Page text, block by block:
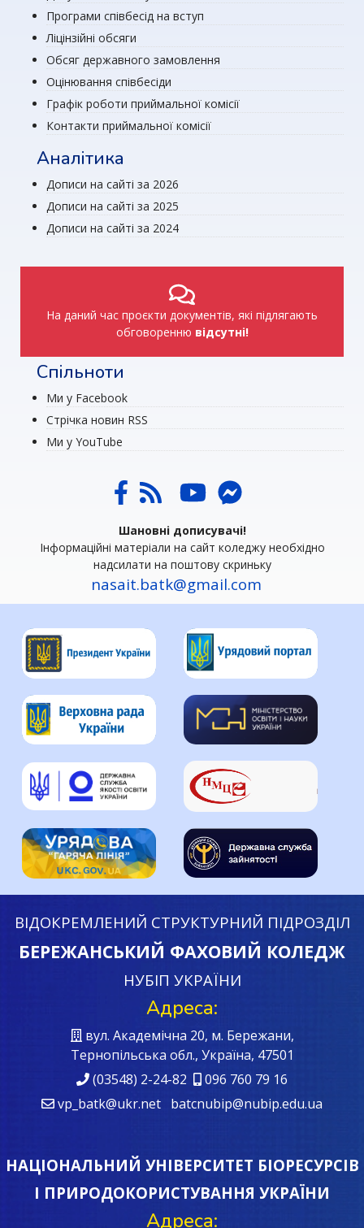
Програми співбесід на вступ
Ліцінзійні обсяги
Обсяг державного замовлення
Оцінювання співбесіди
Графік роботи приймальної комісії
Контакти приймальної комісії
Аналітика
Дописи на сайті за 2026
Дописи на сайті за 2025
Дописи на сайті за 2024
На даний час проєкти документів, які підлягають
обговоренню відсутні!
Спільноти
Ми у Facebook
Стрічка новин RSS
Ми у YouTube
Шановні дописувачі!
Інформаційні матеріали на сайт коледжу необхідно
надсилати на поштову скриньку
nasait.batk@gmail.com
ВІДОКРЕМЛЕНИЙ СТРУКТУРНИЙ ПІДРОЗДІЛ
БЕРЕЖАНСЬКИЙ ФАХОВИЙ КОЛЕДЖ
НУБІП УКРАЇНИ
Адреса:
вул. Академічна 20, м. Бережани,
Тернопільська обл., Україна, 47501
(03548) 2-24-82
096 760 79 16
vp_batk@ukr.net batcnubip@nubip.edu.ua
НАЦІОНАЛЬНИЙ УНІВЕРСИТЕТ БІОРЕСУРСІВ
І ПРИРОДОКОРИСТУВАННЯ УКРАЇНИ
Адреса: